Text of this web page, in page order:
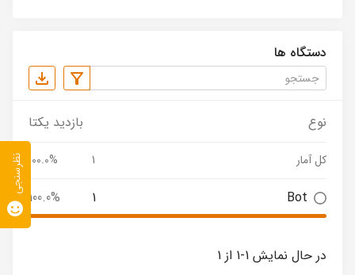
دستگاه ها
نوع بازدید یکتا
کل آمار 1
100.0%
Bot
1
100.0%
در حال نمایش 1-1 از 1
نظرسنجی